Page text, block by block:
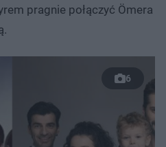
pragnie połączyć Ömera
6